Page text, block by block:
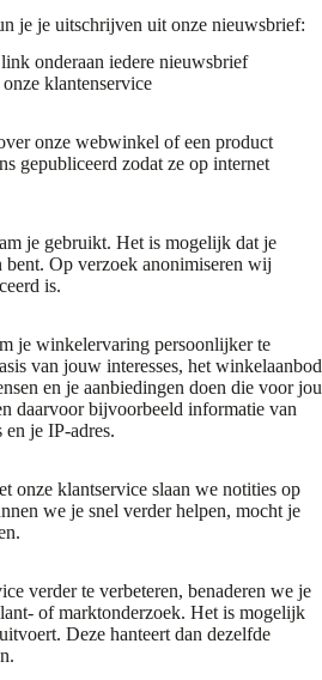
je je uitschrijven uit onze nieuwsbrief:
onderaan iedere nieuwsbrief
klantenservice
onze webwinkel of een product
gepubliceerd zodat ze op internet
je gebruikt. Het is mogelijk dat je
bent. Op verzoek anonimiseren wij
is.
je winkelervaring persoonlijker te
van jouw interesses, het winkelaanbod
en je aanbiedingen doen die voor jou
daarvoor bijvoorbeeld informatie van
en je IP-adres.
onze klantservice slaan we notities op
we je snel verder helpen, mocht je
verder te verbeteren, benaderen we je
of marktonderzoek. Het is mogelijk
Deze hanteert dan dezelfde